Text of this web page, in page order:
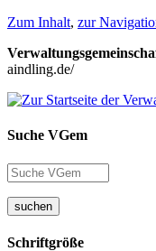
Zum Inhalt, zur
aindling.de/
Suche VGem
suchen
Schriftgröße